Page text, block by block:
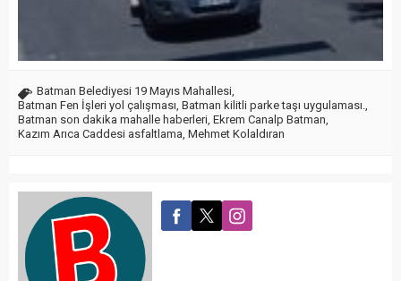
Batman Belediyesi 19 Mayıs Mahallesi,
Batman Fen İşleri yol çalışması, Batman kilitli parke taşı uygulaması.,
Batman son dakika mahalle haberleri, Ekrem Canalp Batman,
Kazım Arıca Caddesi asfaltlama, Mehmet Kolaldıran